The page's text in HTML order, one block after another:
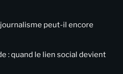
peut-il encore
: quand le lien social devient